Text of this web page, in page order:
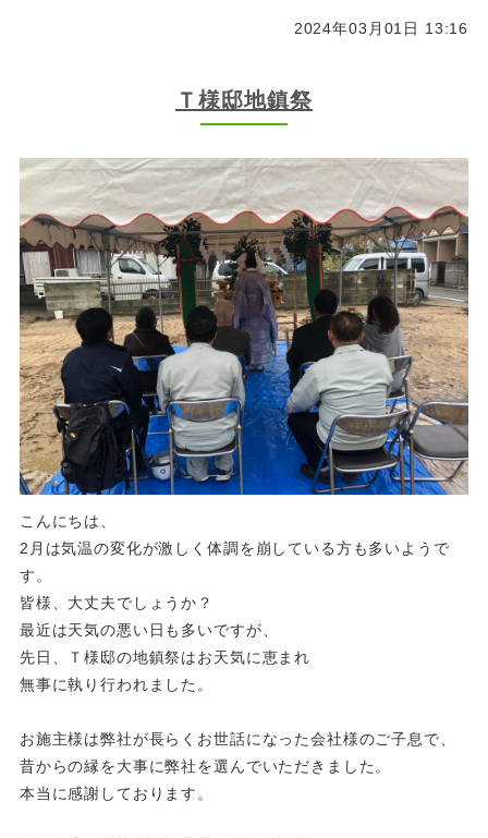
2024年03月01日 13:16
Ｔ様邸地鎮祭
こんにちは、
2月は気温の変化が激しく体調を崩している方も多いようで
す。
皆様、大丈夫でしょうか？
最近は天気の悪い日も多いですが、
先日、Ｔ様邸の地鎮祭はお天気に恵まれ
無事に執り行われました。
お施主様は弊社が長らくお世話になった会社様のご子息で、
昔からの縁を大事に弊社を選んでいただきました。
本当に感謝しております。